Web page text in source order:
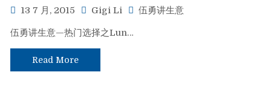
13 7 月, 2015 Gigi Li 伍勇讲生意
伍勇讲生意—热门选择之Lun…
Read More